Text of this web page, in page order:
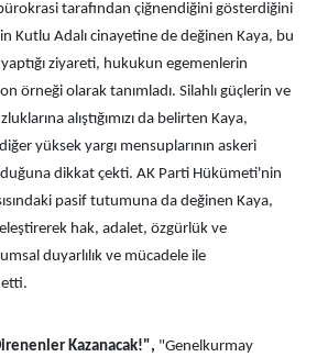
tarafından çiğnendiğini gösterdiğini
Kutlu Adalı cinayetine de değinen Kaya, bu
yaptığı ziyareti, hukukun egemenlerin
örneği olarak tanımladı. Silahlı güçlerin ve
alıştığımızı da belirten Kaya,
yüksek yargı mensuplarının askeri
dikkat çekti. AK Parti Hükümeti'nin
pasif tutumuna da değinen Kaya,
hak, adalet, özgürlük ve
duyarlılık ve mücadele ile
etti.
Kazanacak!", "Genelkurmay